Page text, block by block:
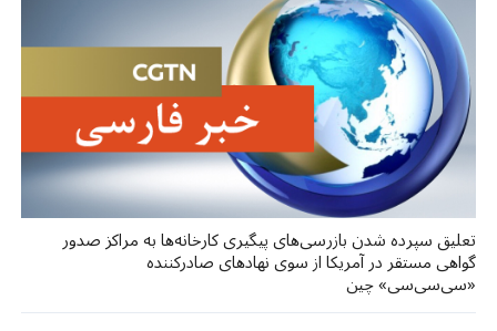
تعلیق سپرده شدن بازرسی‌های پیگیری کارخانه‌ها به مراکز صدور
گواهی مستقر در آمریکا از سوی نهادهای صادرکننده
«سی‌سی‌سی» چین